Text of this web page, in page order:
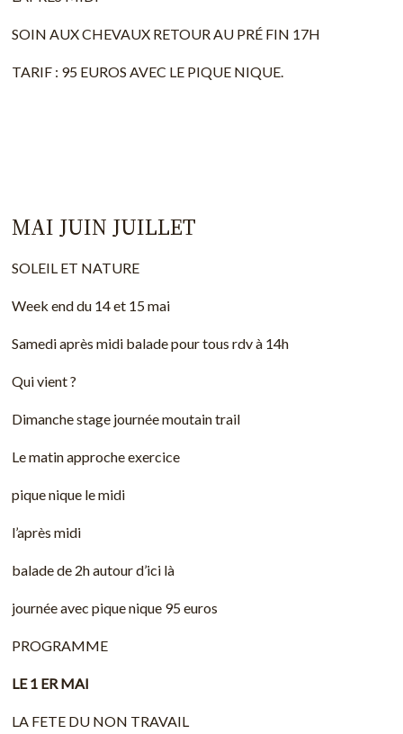
SOIN AUX CHEVAUX RETOUR AU PRÉ FIN 17H
TARIF : 95 EUROS AVEC LE PIQUE NIQUE.
MAI JUIN JUILLET
SOLEIL ET NATURE
Week end du 14 et 15 mai
Samedi après midi balade pour tous rdv à 14h
Qui vient ?
Dimanche stage journée moutain trail
Le matin approche exercice
pique nique le midi
l’après midi
balade de 2h autour d’ici là
journée avec pique nique 95 euros
PROGRAMME
LE 1 ER MAI
LA FETE DU NON TRAVAIL